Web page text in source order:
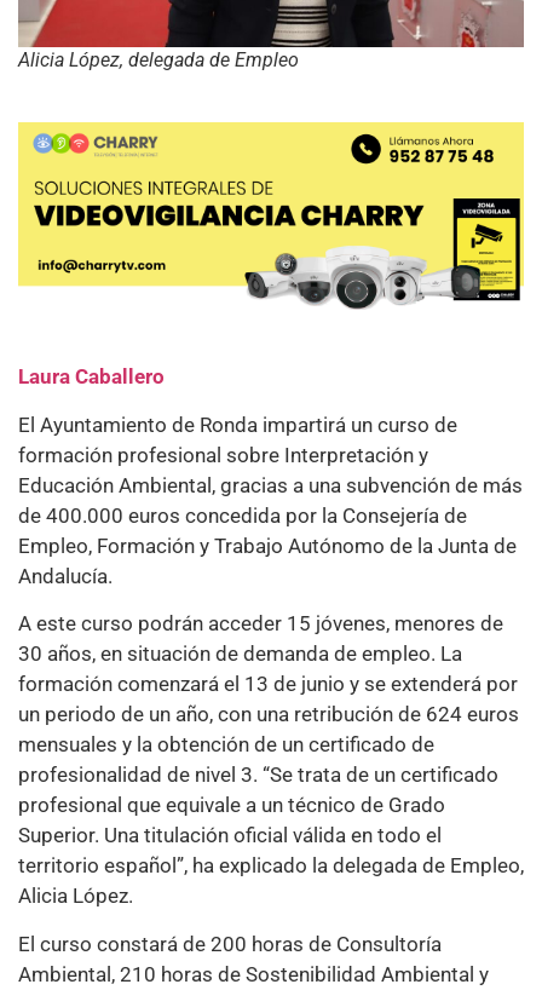
Alicia López, delegada de Empleo
Laura Caballero
El Ayuntamiento de Ronda impartirá un curso de
formación profesional sobre Interpretación y
Educación Ambiental, gracias a una subvención de más
de 400.000 euros concedida por la Consejería de
Empleo, Formación y Trabajo Autónomo de la Junta de
Andalucía.
A este curso podrán acceder 15 jóvenes, menores de
30 años, en situación de demanda de empleo. La
formación comenzará el 13 de junio y se extenderá por
un periodo de un año, con una retribución de 624 euros
mensuales y la obtención de un certificado de
profesionalidad de nivel 3. “Se trata de un certificado
profesional que equivale a un técnico de Grado
Superior. Una titulación oficial válida en todo el
territorio español”, ha explicado la delegada de Empleo,
Alicia López.
El curso constará de 200 horas de Consultoría
Ambiental, 210 horas de Sostenibilidad Ambiental y